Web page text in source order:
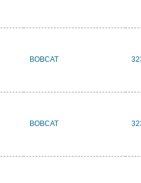
BOBCAT
BOBCAT